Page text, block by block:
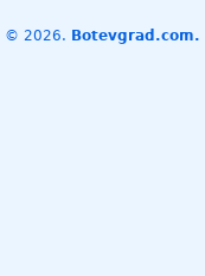
© 2026. Botevgrad.com.